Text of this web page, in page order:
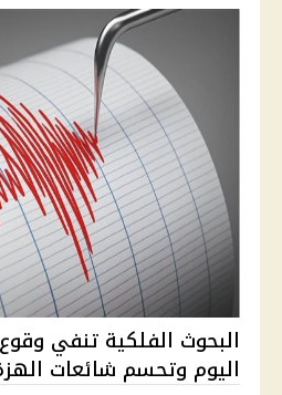
البحوث الفلكية تنفي
اليوم وتحسم شائعات